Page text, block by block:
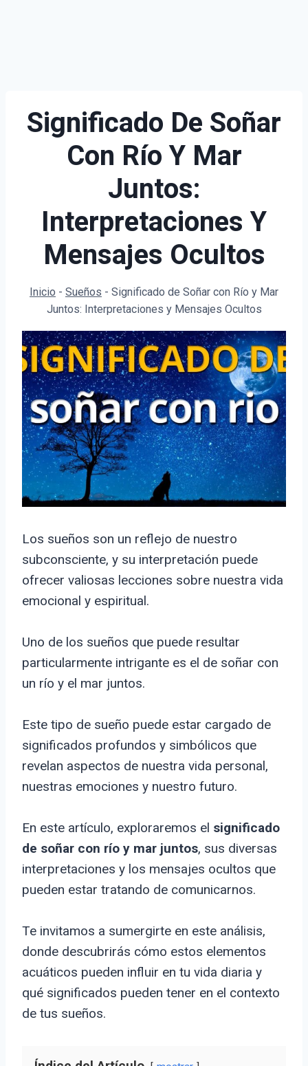
Significado De Soñar
Con Río Y Mar
Juntos:
Interpretaciones Y
Mensajes Ocultos
Inicio - Sueños - Significado de Soñar con Río y Mar
Juntos: Interpretaciones y Mensajes Ocultos
Los sueños son un reflejo de nuestro
subconsciente, y su interpretación puede
ofrecer valiosas lecciones sobre nuestra vida
emocional y espiritual.
Uno de los sueños que puede resultar
particularmente intrigante es el de soñar con
un río y el mar juntos.
Este tipo de sueño puede estar cargado de
significados profundos y simbólicos que
revelan aspectos de nuestra vida personal,
nuestras emociones y nuestro futuro.
En este artículo, exploraremos el significado
de soñar con río y mar juntos, sus diversas
interpretaciones y los mensajes ocultos que
pueden estar tratando de comunicarnos.
Te invitamos a sumergirte en este análisis,
donde descubrirás cómo estos elementos
acuáticos pueden influir en tu vida diaria y
qué significados pueden tener en el contexto
de tus sueños.